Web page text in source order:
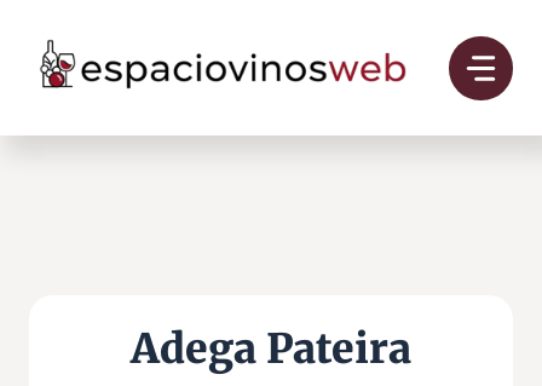
contenido
Adega Pateira